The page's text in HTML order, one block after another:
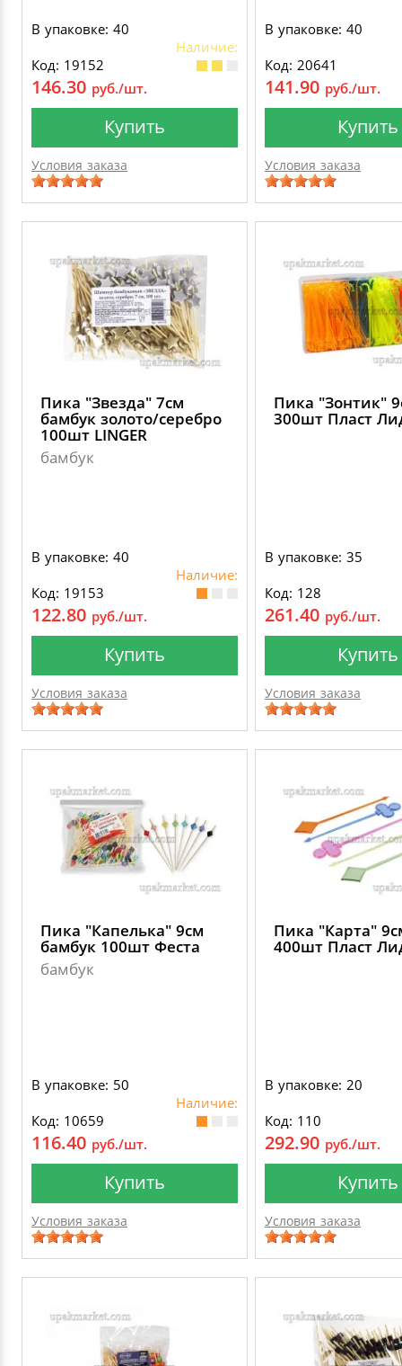
В упаковке: 40
Наличие:
Код: 19152
146.30 руб./шт.
Купить
Условия заказа
В упаковке: 40
Код: 20641
141.90 руб./шт.
Купить
Условия заказа
Пика "Звезда" 7см
бамбук золото/серебро
100шт LINGER
бамбук
В упаковке: 40
Наличие:
Код: 19153
122.80 руб./шт.
Купить
Условия заказа
Пика "Зонтик"
300шт Пласт
В упаковке: 35
Код: 128
261.40 руб./шт.
Купить
Условия заказа
Пика "Капелька" 9см
бамбук 100шт Феста
бамбук
В упаковке: 50
Наличие:
Код: 10659
116.40 руб./шт.
Купить
Условия заказа
Пика "Карта"
400шт Пласт
В упаковке: 20
Код: 110
292.90 руб./шт.
Купить
Условия заказа